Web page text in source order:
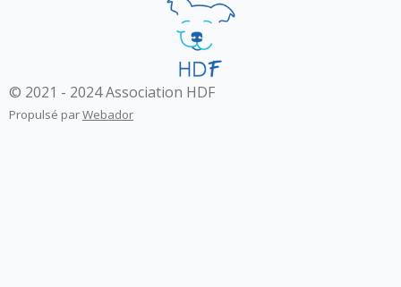
© 2021 - 2024 Association HDF
Propulsé parWebador